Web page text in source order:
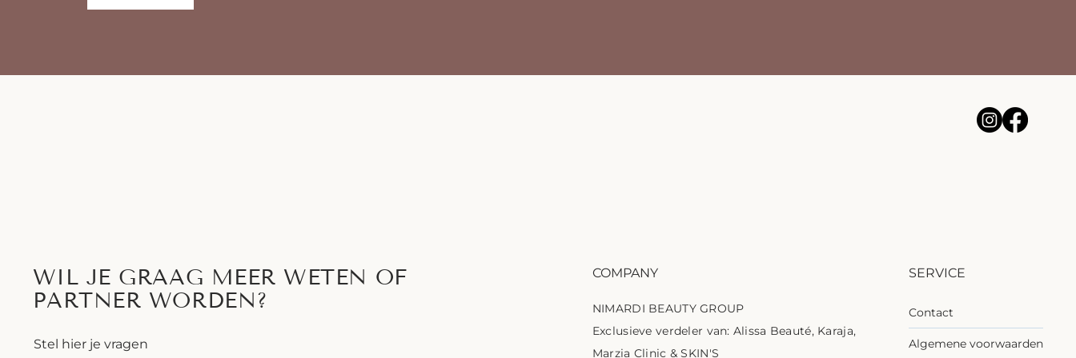
WIL JE GRAAG MEER WETEN OF
PARTNER WORDEN?
Stel hier je vragen
SERVICE
Contact
Algemene voorwaarden
COMPANY
NIMARDI BEAUTY GROUP
Exclusieve verdeler van: Alissa Beauté, Karaja,
Marzia Clinic & SKIN'S